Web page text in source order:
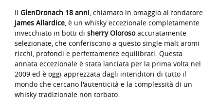
Il GlenDronach 18 anni, chiamato in omaggio al fondatore
James Allardice, è un whisky eccezionale completamente
invecchiato in botti di sherry Olorosoaccuratamente
selezionate, che conferiscono a questo single malt aromi
ricchi, profondi e perfettamente equilibrati. Questa
annata eccezionale è stata lanciata per la prima volta nel
2009 ed è oggi apprezzata dagli intenditori di tutto il
mondo che cercano l'autenticità e la complessità di un
whisky tradizionale non torbato.